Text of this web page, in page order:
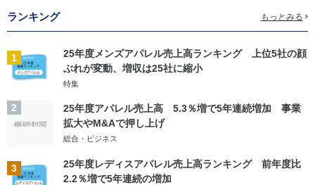
ランキング もっとみる
1
25年度メンズアパレル売上高ランキング 上位5社の顔
ぶれが変動、増収は25社に縮小
特集
2
25年度アパレル売上高 5.3％増で5年連続増加 事業
拡大やM&Aで押し上げ
総合・ビジネス
3
25年度レディスアパレル売上高ランキング 前年度比
2.2％増で5年連続の増加